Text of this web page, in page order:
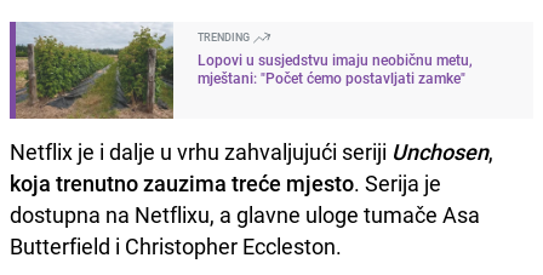
TRENDING
Lopovi u susjedstvu imaju neobičnu metu,
mještani: "Počet ćemo postavljati zamke"
Netflix je i dalje u vrhu zahvaljujući seriji Unchosen,
koja trenutno zauzima treće mjesto. Serija je
dostupna na Netflixu, a glavne uloge tumače Asa
Butterfield i Christopher Eccleston.